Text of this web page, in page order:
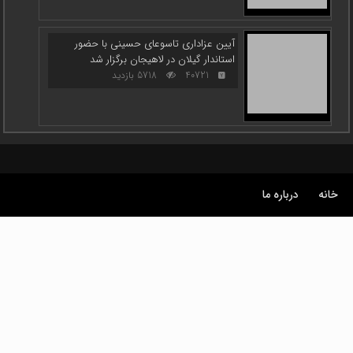
40678 7946 بازدید
دومین روز مراسم وداع با رهبر شهید انقلاب
در مصلای تهران
5190 بازدید
تجلیل از اتحادیه املاک و اتومبیل لاهیجان به